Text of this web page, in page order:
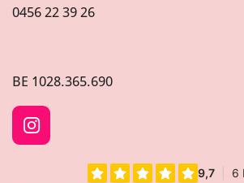
0456 22 39 26
BE 1028.365.690
I
n